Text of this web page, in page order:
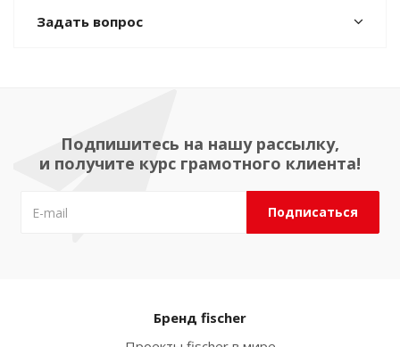
Задать вопрос
Подпишитесь на нашу рассылку,
и получите курс грамотного клиента!
Бренд fischer